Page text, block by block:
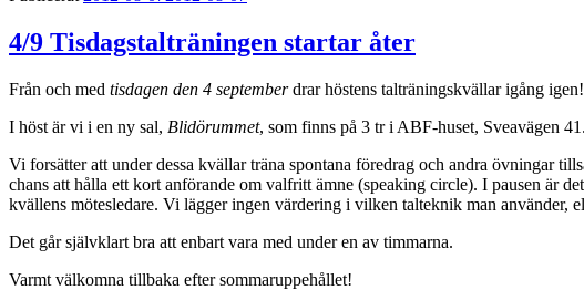
4/9 Tisdagstalträningen startar åter
Från och med tisdagen den 4 septemberdrar höstens talträningskvällar igång
I höst är vi i en ny sal, Blidörummet, som finns på 3 tr i ABF-huset, Sveavägen 41.
Vi forsätter att under dessa kvällar träna spontana föredrag och andra övningar
chans att hålla ett kort anförande om valfritt ämne (speaking circle). I pausen är
kvällens mötesledare. Vi lägger ingen värdering i vilken talteknik man använder,
Det går självklart bra att enbart vara med under en av timmarna.
Varmt välkomna tillbaka efter sommaruppehållet!